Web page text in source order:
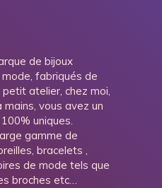
de bijoux
fabriqués de
atelier, chez moi,
vous avez un
uniques.
gamme de
bracelets ,
de mode tels que
broches etc…